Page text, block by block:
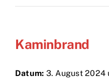
Bürgerinfo
Über uns
Kaminbrand
Datum: 3. August 2024